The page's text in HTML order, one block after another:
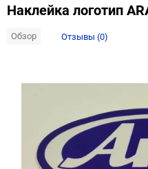
Наклейка логотип
Обзор Отзывы (0)